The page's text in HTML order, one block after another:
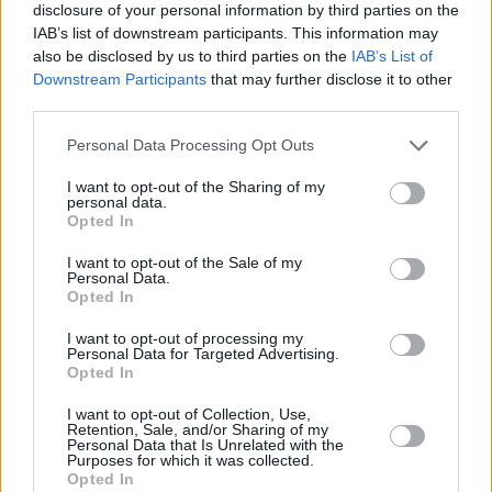
disclosure of your personal information by third parties on the
IAB’s list of downstream participants. This information may
also be disclosed by us to third parties on the IAB’s List of
Downstream Participants that may further disclose it to other
Personal Data Processing Opt Outs
I want to opt-out of the Sharing of my
personal data.
Opted In
I want to opt-out of the Sale of my
Personal Data.
Opted In
I want to opt-out of processing my
Personal Data for Targeted Advertising.
Opted In
I want to opt-out of Collection, Use,
Retention, Sale, and/or Sharing of my
Personal Data that Is Unrelated with the
Purposes for which it was collected.
Opted In
Ιδιαίτερη αναφορά γίνεται στην ανάπτυξη των
υποδομών οπτικών ινών μέχρι το σπίτι (FTTH) και
στα δίκτυα 5G, τομείς στους οποίους ο ΟΤΕ συνεχίζει
ανταγωνιστικότητά του και δημιουργώντας τις
προϋποθέσεις για μακροπρόθεσμη ανάπτυξη.